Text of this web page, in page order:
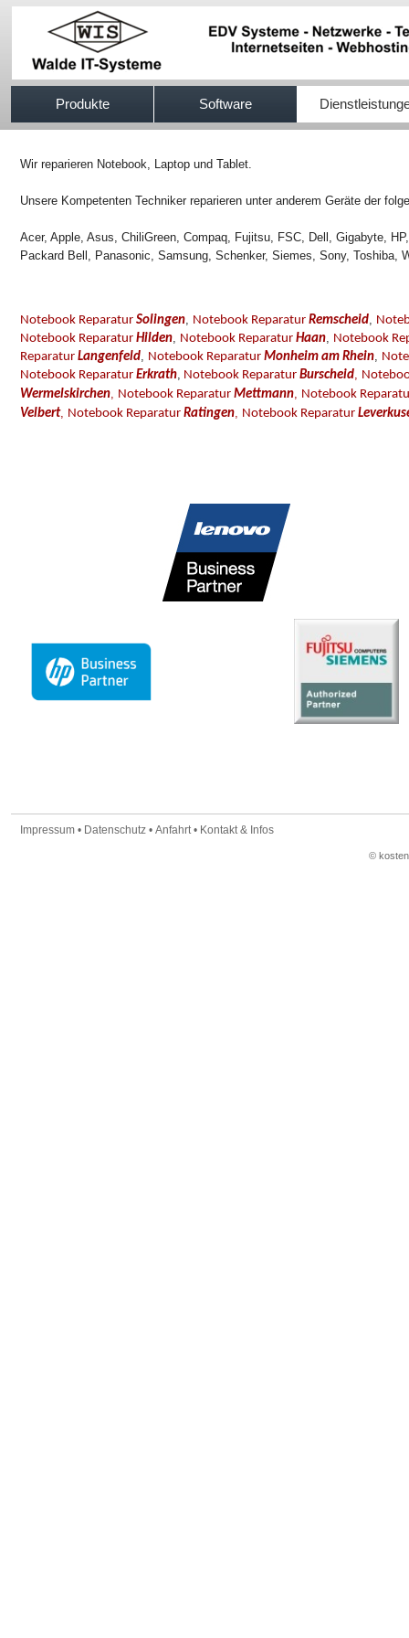
Produkte Software
Wir reparieren Notebook, Laptop und Tablet.
Unsere Kompetenten Techniker reparieren unter anderem Geräte der
Acer, Apple, Asus, ChiliGreen, Compaq, Fujitsu, FSC, Dell, Gigabyte,
Packard Bell, Panasonic, Samsung, Schenker, Siemes, Sony, Toshiba,
Notebook Reparatur Solingen, Notebook Reparatur Remscheid,
Notebook Reparatur Hilden, Notebook Reparatur Haan, Notebook
Reparatur Langenfeld, Notebook Reparatur Monheim am Rhein,
Notebook Reparatur Erkrath, Notebook Reparatur Burscheid,
Wermelskirchen, Notebook Reparatur Mettmann, Notebook
Velbert, Notebook Reparatur Ratingen, Notebook Reparatur
Impressum • Datenschutz • Anfahrt• Kontakt & Infos
©